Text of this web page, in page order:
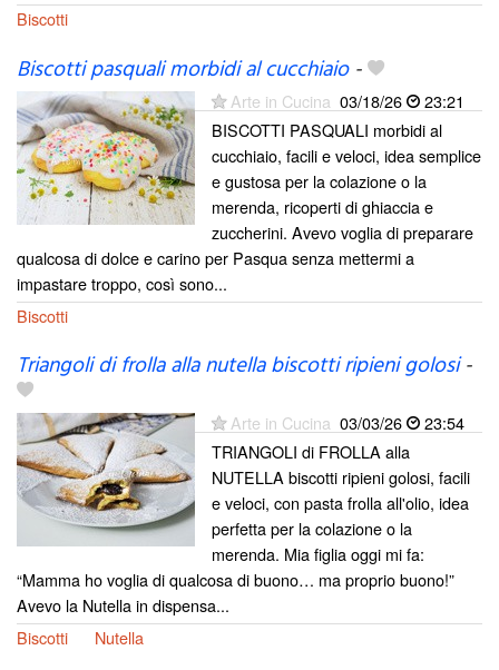
Biscotti
Biscotti pasquali morbidi al cucchiaio-
Arte in Cucina 03/18/26
23:21
BISCOTTI PASQUALI morbidi al
cucchiaio, facili e veloci, idea semplice
e gustosa per la colazione o la
merenda, ricoperti di ghiaccia e
zuccherini. Avevo voglia di preparare
qualcosa di dolce e carino per Pasqua senza mettermi a
impastare troppo, così sono...
Biscotti
Triangoli di frolla alla nutella biscotti ripieni golosi-
Arte in Cucina 03/03/26
23:54
TRIANGOLI di FROLLA alla
NUTELLA biscotti ripieni golosi, facili
e veloci, con pasta frolla all'olio, idea
perfetta per la colazione o la
merenda. Mia figlia oggi mi fa:
“Mamma ho voglia di qualcosa di buono… ma proprio buono!”
Avevo la Nutella in dispensa...
Biscotti
Nutella